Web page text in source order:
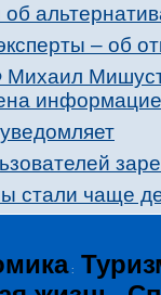
– об
стали чаще
: